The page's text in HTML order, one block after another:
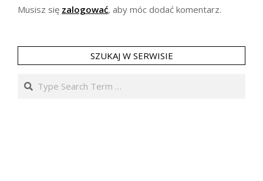
Musisz się zalogować, aby móc dodać komentarz.
SZUKAJ W SERWISIE
Search